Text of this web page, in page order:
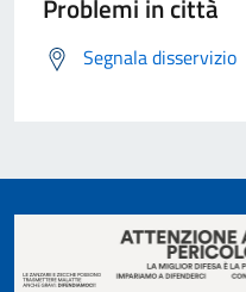
Problemi in città
Segnala disservizio